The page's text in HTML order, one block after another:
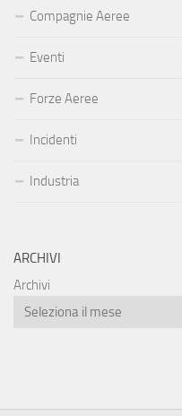
Compagnie Aeree
Eventi
Forze Aeree
Incidenti
Industria
ARCHIVI
Archivi